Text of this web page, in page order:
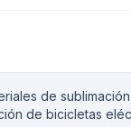
de
de bicicletas